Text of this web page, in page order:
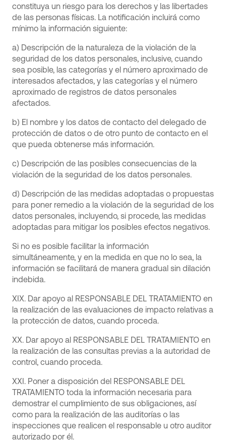
constituya un riesgo para los derechos y las libertades
de las personas físicas. La notificación incluirá como
mínimo la información siguiente:
a) Descripción de la naturaleza de la violación de la
seguridad de los datos personales, inclusive, cuando
sea posible, las categorías y el número aproximado de
interesados afectados, y las categorías y el número
aproximado de registros de datos personales
afectados.
b) El nombre y los datos de contacto del delegado de
protección de datos o de otro punto de contacto en el
que pueda obtenerse más información.
c) Descripción de las posibles consecuencias de la
violación de la seguridad de los datos personales.
d) Descripción de las medidas adoptadas o propuestas
para poner remedio a la violación de la seguridad de los
datos personales, incluyendo, si procede, las medidas
adoptadas para mitigar los posibles efectos negativos.
Si no es posible facilitar la información
simultáneamente, y en la medida en que no lo sea, la
información se facilitará de manera gradual sin dilación
indebida.
XIX. Dar apoyo al RESPONSABLE DEL TRATAMIENTO en
la realización de las evaluaciones de impacto relativas a
la protección de datos, cuando proceda.
XX. Dar apoyo al RESPONSABLE DEL TRATAMIENTO en
la realización de las consultas previas a la autoridad de
control, cuando proceda.
XXI. Poner a disposición del RESPONSABLE DEL
TRATAMIENTO toda la información necesaria para
demostrar el cumplimiento de sus obligaciones, así
como para la realización de las auditorías o las
inspecciones que realicen el responsable u otro auditor
autorizado por él.